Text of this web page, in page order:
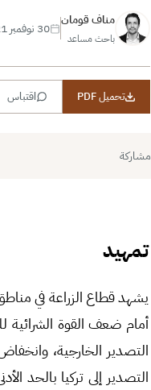
مناف قومان
باحث مساعد
30 نوفمبر 2021
تحميل PDF اقتباس
مشاركة
تمهيد
يشهد قطاع الزراعة في
أمام ضعف القوة الشرائية
التصدير الخارجية،
التصدير إلى تركيا بالحد